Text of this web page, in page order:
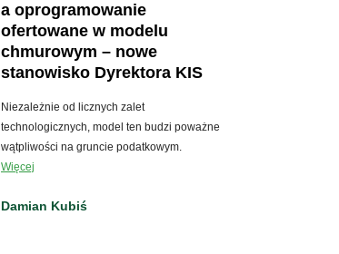
a oprogramowanie
ofertowane w modelu
chmurowym – nowe
stanowisko Dyrektora KIS
Niezależnie od licznych zalet
technologicznych, model ten budzi poważne
wątpliwości na gruncie podatkowym.
Więcej
Damian Kubiś